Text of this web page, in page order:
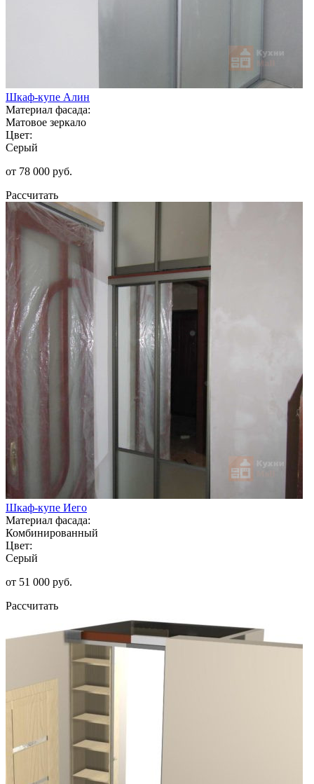
Шкаф-купе Алин
Материал фасада:
Матовое зеркало
Цвет:
Серый
от 78 000 руб.
Рассчитать
Шкаф-купе Иего
Материал фасада:
Комбинированный
Цвет:
Серый
от 51 000 руб.
Рассчитать